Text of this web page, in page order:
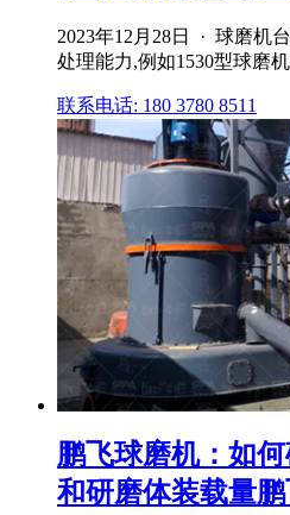
2023年12月28日 · 球磨机
处理能力,例如1530型球磨
联系电话: 180 3780 8511
鹏飞球磨机：如
和研磨体装载量